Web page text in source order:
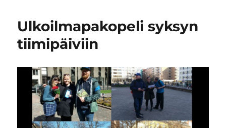
Ulkoilmapakopeli syksyn
tiimipäiviin